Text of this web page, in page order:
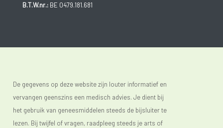
B.T.W.nr.:BE 0479.181.681
De gegevens op deze website zijn louter informatief en
vervangen geenszins een medisch advies. Je dient bij
het gebruik van geneesmiddelen steeds de bijsluiter te
lezen. Bij twijfel of vragen, raadpleeg steeds je arts of